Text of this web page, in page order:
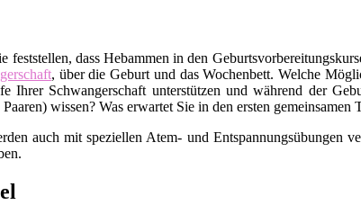
dass Hebammen in den
, über die Geburt und das Wochenbett. Welche
Schwangerschaft unterstützen und während der
wissen? Was erwartet Sie in den ersten gemeinsamen
auch mit speziellen Atem- und Entspannungsübungen